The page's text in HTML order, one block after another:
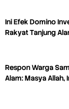
Ini Efek Domino
Rakyat Tanjung
Respon Warga
Alam: Masya Allah,